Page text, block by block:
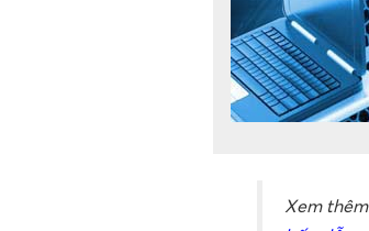
Xem